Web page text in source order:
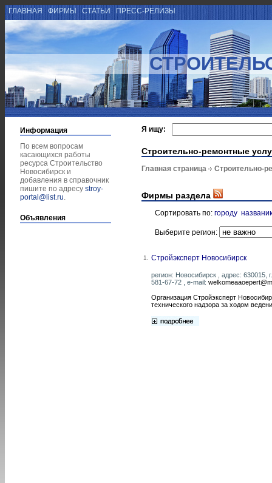
ГЛАВНАЯ ФИРМЫ СТАТЬИ ПРЕСС-РЕЛИЗЫ
Информация
По всем вопросам
касающихся работы
ресурса Строительство
Новосибирск и
добавления в справочник
пишите по адресу stroy-
portal@list.ru.
Объявления
Я ищу:
Строительно-ремонтные
Главная страница Строительно-
Фирмы раздела
Сортировать по: городу
Выберите регион:
1. Стройэксперт Новосибирск
регион: Новосибирск , адрес: 630015,
581-67-72 , e-mail:
Организация Стройэксперт
технического надзора за ходом